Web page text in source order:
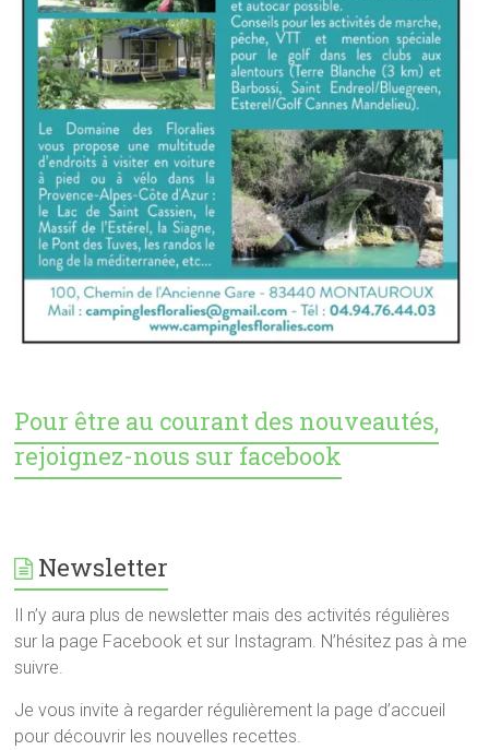
Pour être au courant des nouveautés,
rejoignez-nous sur facebook
Newsletter
Il n’y aura plus de newsletter mais des activités régulières
sur la page Facebook et sur Instagram. N’hésitez pas à me
suivre.
Je vous invite à regarder régulièrement la page d’accueil
pour découvrir les nouvelles recettes.